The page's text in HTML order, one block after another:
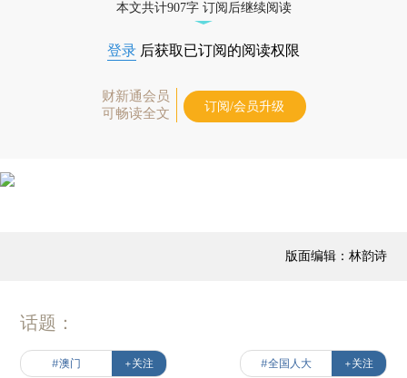
本文共计907字 订阅后继续阅读
登录 后获取已订阅的阅读权限
财新通会员
可畅读全文
订阅/会员升级
版面编辑：林韵诗
话题：
#澳门 +关注 #全国人大 +关注